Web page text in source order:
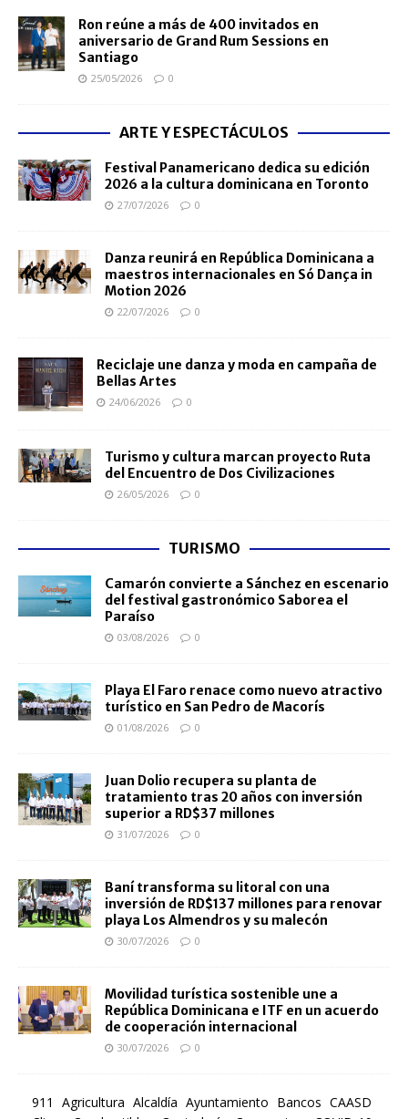
Ron reúne a más de 400 invitados en
aniversario de Grand Rum Sessions en
Santiago
25/05/2026 0
ARTE Y ESPECTÁCULOS
Festival Panamericano dedica su edición
2026 a la cultura dominicana en Toronto
27/07/2026 0
Danza reunirá en República Dominicana a
maestros internacionales en Só Dança in
Motion 2026
22/07/2026 0
Reciclaje une danza y moda en campaña de
Bellas Artes
24/06/2026 0
Turismo y cultura marcan proyecto Ruta
del Encuentro de Dos Civilizaciones
26/05/2026 0
TURISMO
Camarón convierte a Sánchez en escenario
del festival gastronómico Saborea el
Paraíso
03/08/2026 0
Playa El Faro renace como nuevo atractivo
turístico en San Pedro de Macorís
01/08/2026 0
Juan Dolio recupera su planta de
tratamiento tras 20 años con inversión
superior a RD$37 millones
31/07/2026 0
Baní transforma su litoral con una
inversión de RD$137 millones para renovar
playa Los Almendros y su malecón
30/07/2026 0
Movilidad turística sostenible une a
República Dominicana e ITF en un acuerdo
de cooperación internacional
30/07/2026 0
911 Agricultura Alcaldía Ayuntamiento Bancos CAASD